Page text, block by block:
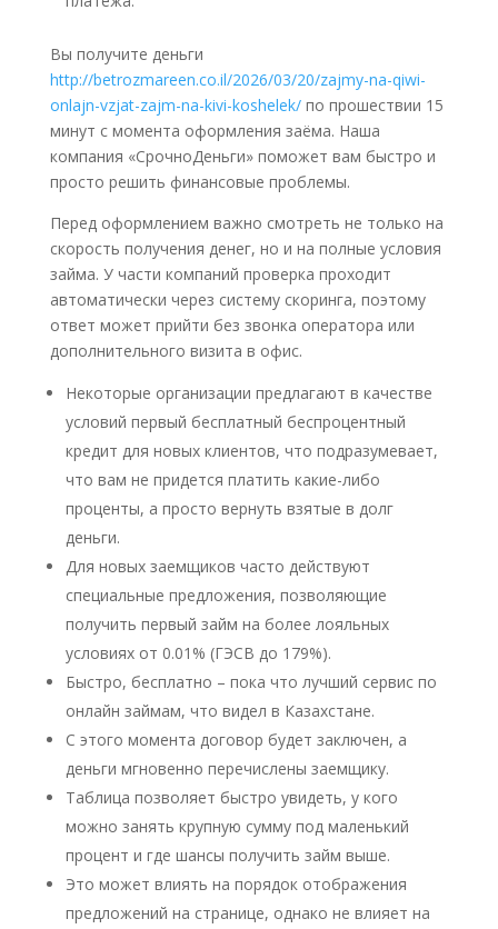
Вы получите деньги
http://betrozmareen.co.il/2026/03/20/zajmy-na-qiwi-
onlajn-vzjat-zajm-na-kivi-koshelek/по прошествии 15
минут с момента оформления заёма. Наша
компания «СрочноДеньги» поможет вам быстро и
просто решить финансовые проблемы.
Перед оформлением важно смотреть не только на
скорость получения денег, но и на полные условия
займа. У части компаний проверка проходит
автоматически через систему скоринга, поэтому
ответ может прийти без звонка оператора или
дополнительного визита в офис.
Некоторые организации предлагают в качестве
условий первый бесплатный беспроцентный
кредит для новых клиентов, что подразумевает,
что вам не придется платить какие-либо
проценты, а просто вернуть взятые в долг
деньги.
Для новых заемщиков часто действуют
специальные предложения, позволяющие
получить первый займ на более лояльных
условиях от 0.01% (ГЭСВ до 179%).
Быстро, бесплатно – пока что лучший сервис по
онлайн займам, что видел в Казахстане.
С этого момента договор будет заключен, а
деньги мгновенно перечислены заемщику.
Таблица позволяет быстро увидеть, у кого
можно занять крупную сумму под маленький
процент и где шансы получить займ выше.
Это может влиять на порядок отображения
предложений на странице, однако не влияет на